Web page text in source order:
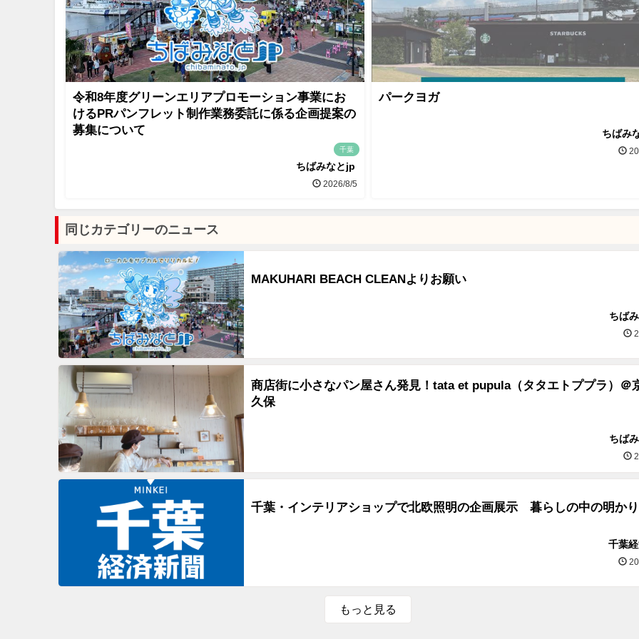
令和8年度グリーンエリアプロモーション事業にお
けるPRパンフレット制作業務委託に係る企画提案の
募集について
千葉
ちばみなとjp
2026/8/5
パークヨガ
ちばみ
同じカテゴリーのニュース
MAKUHARI BEACH CLEANよりお願い
ちば
商店街に小さなパン屋さん発見！tata et pupula（タタエトププラ）＠
久保
ちば
千葉・インテリアショップで北欧照明の企画展示 暮らしの中の明か
千葉
もっと見る